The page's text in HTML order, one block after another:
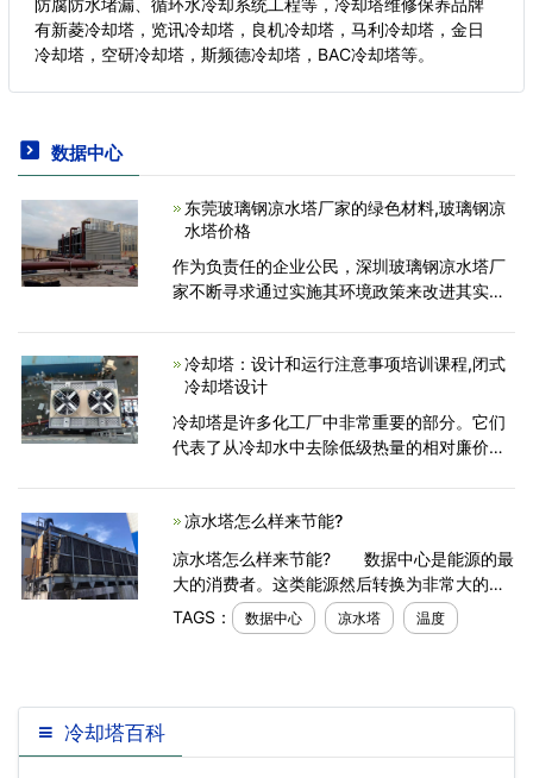
防腐防水堵漏、循环水冷却系统工程等，冷却塔维修保养品牌
有新菱冷却塔，览讯冷却塔，良机冷却塔，马利冷却塔，金日
冷却塔，空研冷却塔，斯频德冷却塔，BAC冷却塔等。
数据中心
东莞玻璃钢凉水塔厂家的绿色材料,玻璃钢凉
水塔价格
作为负责任的企业公民，深圳玻璃钢凉水塔厂
家不断寻求通过实施其环境政策来改进其实
工厂均采用环境管理
冷却塔：设计和运行注意事项培训课程,闭式
冷却塔设计
冷却塔是许多化工厂中非常重要的部分。它们
代表了从冷却水中去除低级热量的相对廉价和
塔背后的理论
凉水塔怎么样来节能?
凉水塔怎么样来节能? 数据中心是能源的最
大的消费者。这类能源然后转换为非常大的热
量。于是产生了消除这些热量的困扰。数据中
心的能源损耗的非常大一部分是用在空调设备
TAGS： 数据中心 凉水塔 温度
冷却塔百科